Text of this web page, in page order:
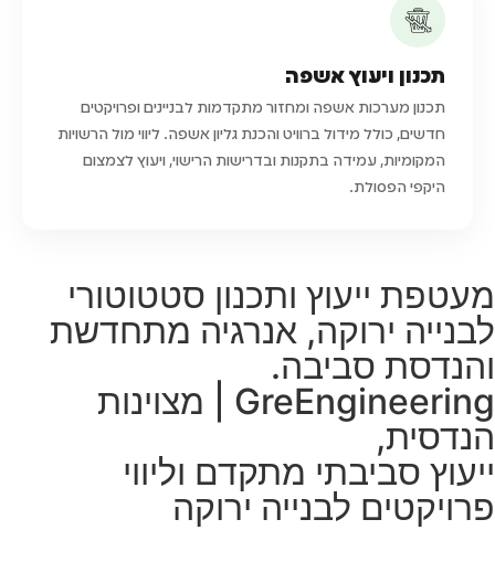
תכנון ויעוץ אשפה
תכנון מערכות אשפה ומחזור מתקדמות לבניינים ופרויקטים
חדשים, כולל מידול ברוויט והכנת גליון אשפה. ליווי מול הרשויות
המקומיות, עמידה בתקנות ובדרישות הרישוי, ויעוץ לצמצום
היקפי הפסולת.
מעטפת ייעוץ ותכנון סטטוטורי
לבנייה ירוקה, אנרגיה מתחדשת
והנדסת סביבה.
GreEngineering | מצוינות
הנדסית,
ייעוץ סביבתי מתקדם וליווי
פרויקטים לבנייה ירוקה